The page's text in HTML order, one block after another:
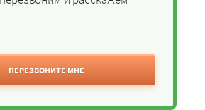
ПЕРЕЗВОНИТЕ МНЕ